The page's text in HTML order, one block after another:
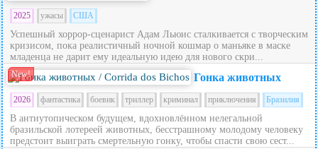
2025 ужасы США
Успешный хоррор-сценарист Адам Льюис сталкивается с творческим
кризисом, пока реалистичный ночной кошмар о маньяке в маске
младенца не дарит ему идеальную идею для нового скри...
New! Гонка животных
2026 фантастика боевик триллер криминал приключения Бразилия
В антиутопическом будущем, вдохновлённом нелегальной
бразильской лотереей животных, бесстрашному молодому человеку
предстоит выиграть смертельную гонку, чтобы спасти свою сест...